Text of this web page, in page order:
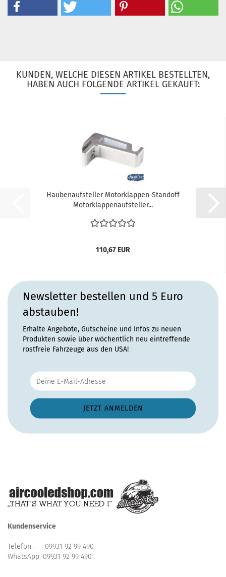
KUNDEN, WELCHE DIESEN ARTIKEL BESTELLTEN,
HABEN AUCH FOLGENDE ARTIKEL GEKAUFT:
Haubenaufsteller Motorklappen-Standoff
Motorklappenaufsteller...
110,67 EUR
Newsletter bestellen und 5 Euro
abstauben!
Erhalte Angebote, Gutscheine und Infos zu neuen
Produkten sowie über wöchentlich neu eintreffende
rostfreie Fahrzeuge aus den USA!
Kundenservice
Telefon : 09931 92 99 490
WhatsApp: 09931 92 99 490